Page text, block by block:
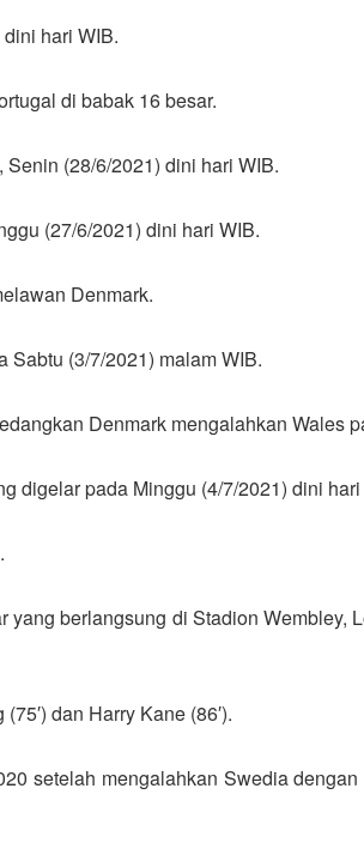
hari WIB.
di babak 16 besar.
(28/6/2021) dini hari WIB.
(27/6/2021) dini hari WIB.
Denmark.
(3/7/2021) malam WIB.
Denmark mengalahkan Wales
digelar pada Minggu (4/7/2021) dini hari
berlangsung di Stadion Wembley,
dan Harry Kane (86′).
setelah mengalahkan Swedia